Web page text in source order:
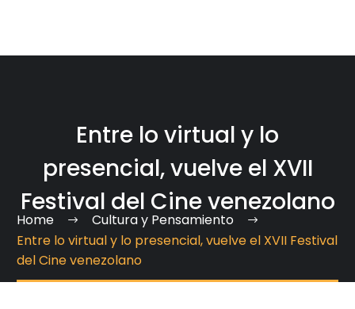
Entre lo virtual y lo
presencial, vuelve el XVII
Festival del Cine venezolano
Home
Cultura y Pensamiento
Entre lo virtual y lo presencial, vuelve el XVII Festival
del Cine venezolano